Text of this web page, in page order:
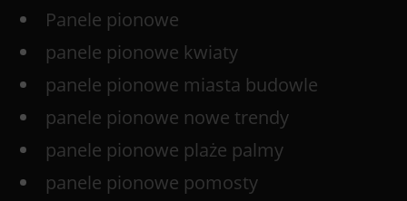
Panele pionowe
panele pionowe kwiaty
panele pionowe miasta budowle
panele pionowe nowe trendy
panele pionowe plaże palmy
panele pionowe pomosty